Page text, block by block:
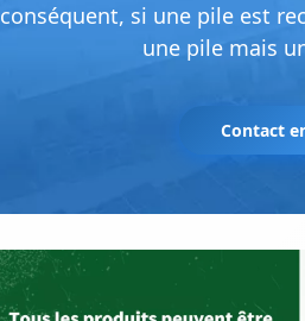
conséquent, si une pile est
une pile mais
Contact